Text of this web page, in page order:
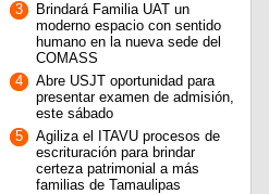
3
Brindará Familia UAT un
moderno espacio con sentido
humano en la nueva sede del
COMASS
4
Abre USJT oportunidad para
presentar examen de admisión,
este sábado
5
Agiliza el ITAVU procesos de
escrituración para brindar
certeza patrimonial a más
familias de Tamaulipas